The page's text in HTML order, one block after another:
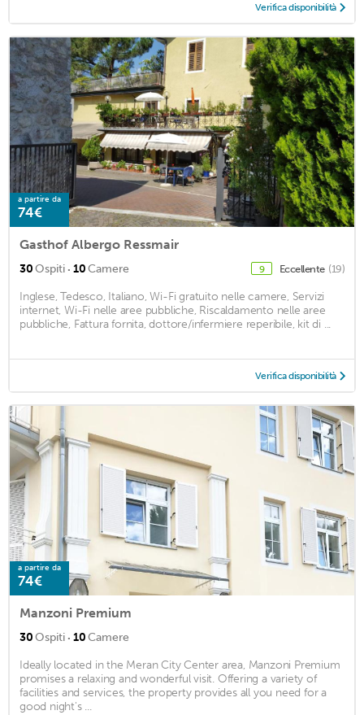
Verifica disponibilità
a partire da
74€
Gasthof Albergo Ressmair
30Ospiti · 10Camere 9 Eccellente (19)
Inglese, Tedesco, Italiano, Wi-Fi gratuito nelle camere, Servizi
internet, Wi-Fi nelle aree pubbliche, Riscaldamento nelle aree
pubbliche, Fattura fornita, dottore/infermiere reperibile, kit di ...
Verifica disponibilità
a partire da
74€
Manzoni Premium
30Ospiti · 10Camere
Ideally located in the Meran City Center area, Manzoni Premium
promises a relaxing and wonderful visit. Offering a variety of
facilities and services, the property provides all you need for a
good night's ...